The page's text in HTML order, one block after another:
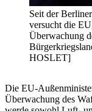
Seit der
versucht die
Überwachung
HOSLET]
Die EU-
Überwachung des